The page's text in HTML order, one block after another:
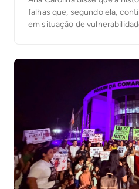
falhas que, segundo ela,
em situação de